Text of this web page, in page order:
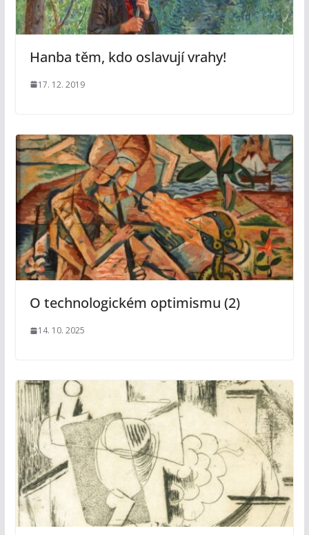
Hanba těm, kdo oslavují vrahy!
17. 12. 2019
O technologickém optimismu (2)
14. 10. 2025